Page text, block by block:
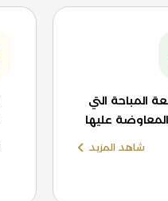
المباحة التي
عليها
شاهد المزيد